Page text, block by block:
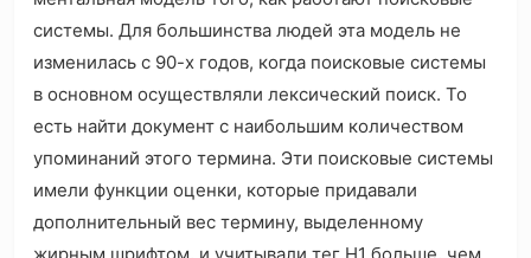
системы. Для большинства людей эта модель не
изменилась с 90-х годов, когда поисковые системы
в основном осуществляли лексический поиск. То
есть найти документ с наибольшим количеством
упоминаний этого термина. Эти поисковые системы
имели функции оценки, которые придавали
дополнительный вес термину, выделенному